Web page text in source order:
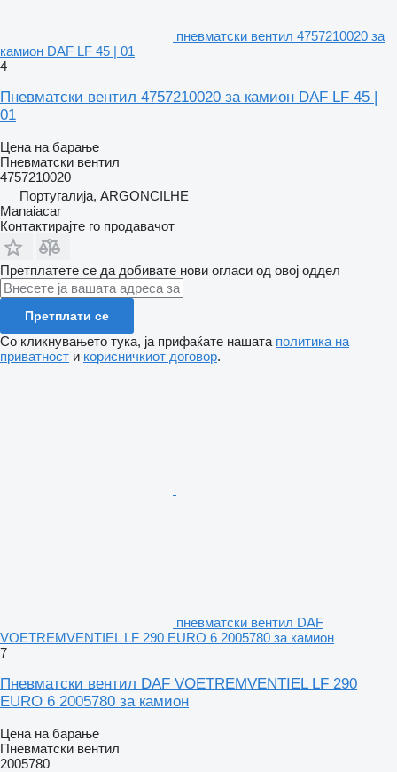
пневматски вентил 4757210020 за
камион DAF LF 45 | 01
4
Пневматски вентил 4757210020 за камион DAF LF 45 |
01
Цена на барање
Пневматски вентил
4757210020
Португалија, ARGONCILHE
Manaiacar
Контактирајте го продавачот
Претплатете се да добивате нови огласи од овој оддел
Претплати се
Со кликнувањето тука, ја прифаќате нашата политика на
приватност и корисничкиот договор.
пневматски вентил DAF
VOETREMVENTIEL LF 290 EURO 6 2005780 за камион
7
Пневматски вентил DAF VOETREMVENTIEL LF 290
EURO 6 2005780 за камион
Цена на барање
Пневматски вентил
2005780